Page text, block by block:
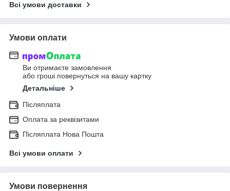
Всі умови доставки
Умови оплати
Ви отримаєте замовлення
або гроші повернуться на вашу картку
Детальніше
Післяплата
Оплата за реквізитами
Післяплата Нова Пошта
Всі умови оплати
Умови повернення